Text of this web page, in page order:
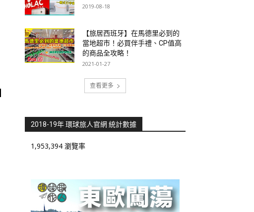
2019-08-18
【旅居西班牙】在馬德里必到的
當地超市！必買伴手禮、CP值高
的商品全攻略！
2021-01-27
查看更多
2018-19年 環球旅人官網 統計數據
1,953,394 瀏覽率